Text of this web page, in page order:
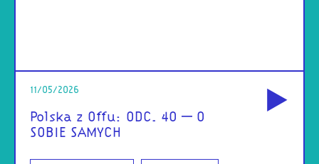
11/05/2026
Polska z Offu: ODC. 40 – O
SOBIE SAMYCH